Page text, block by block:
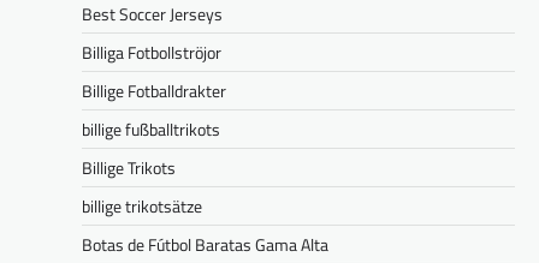
Best Soccer Jerseys
Billiga Fotbollströjor
Billige Fotballdrakter
billige fußballtrikots
Billige Trikots
billige trikotsätze
Botas de Fútbol Baratas Gama Alta